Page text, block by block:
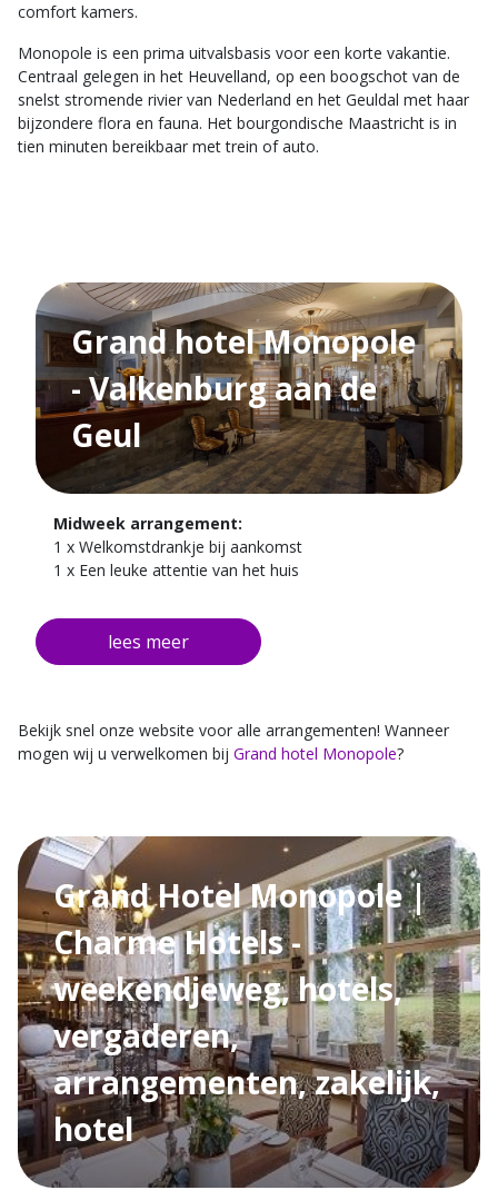
comfort kamers.
Monopole is een prima uitvalsbasis voor een korte vakantie.
Centraal gelegen in het Heuvelland, op een boogschot van de
snelst stromende rivier van Nederland en het Geuldal met haar
bijzondere flora en fauna. Het bourgondische Maastricht is in
tien minuten bereikbaar met trein of auto.
Grand hotel Monopole
- Valkenburg aan de
Geul
Midweek arrangement:
1 x Welkomstdrankje bij aankomst
1 x Een leuke attentie van het huis
4 x Uitgebreid ontbijt buffet
Kortingsbon voor de mooiste dierentuin van de
Benelux 'Het Gaiapark'
U kunt dit arrangement uitbreiden met een gevarieerd
halfpension 3-gangen menu à € 40,- (wij serveren
Bekijk snel onze website voor alle arrangementen! Wanneer
mogen wij u verwelkomen bij Grand hotel Monopole?
Grand Hotel Monopole |
Charme Hotels -
weekendjeweg, hotels,
vergaderen,
arrangementen, zakelijk,
hotel